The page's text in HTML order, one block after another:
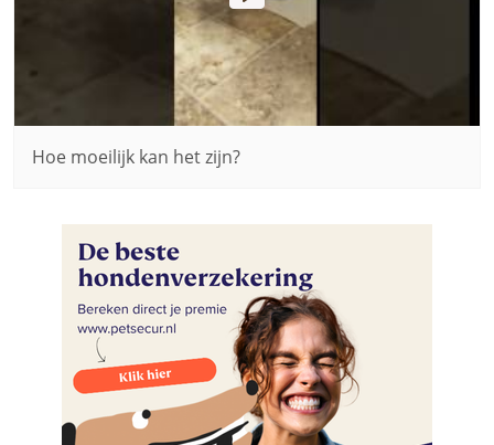
Hoe moeilijk kan het zijn?